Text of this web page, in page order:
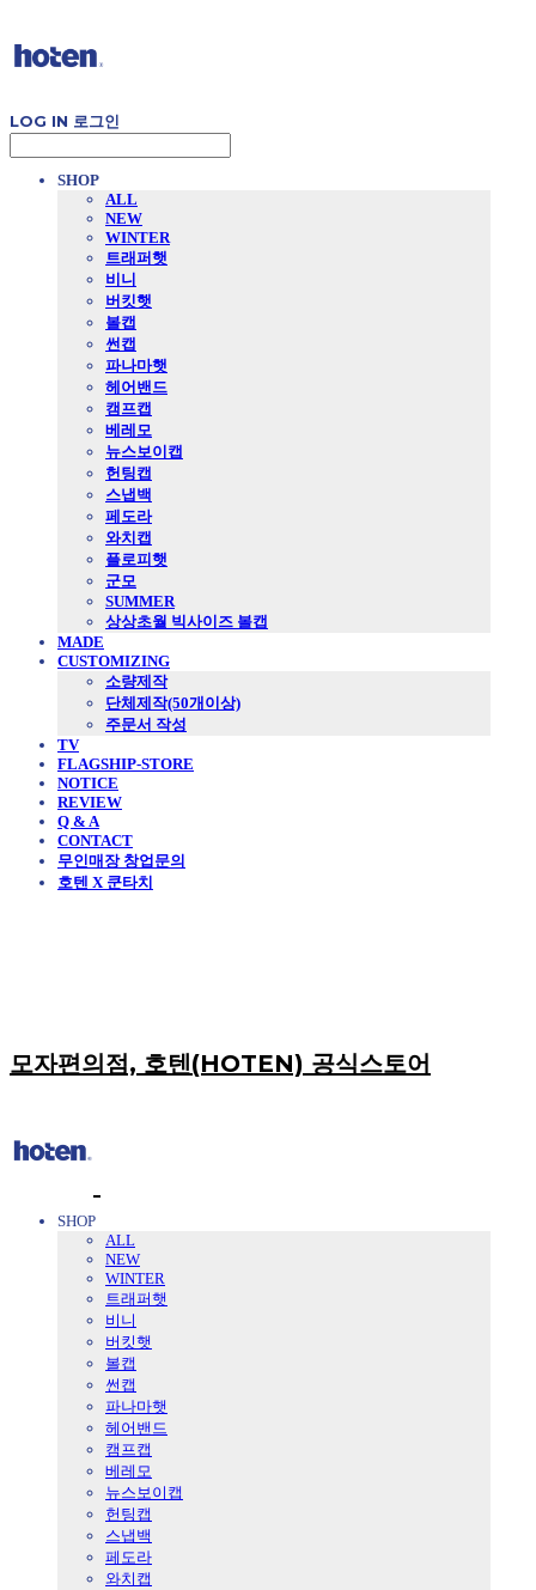
LOG IN 로그인
SHOP
ALL
NEW
WINTER
트래퍼햇
비니
버킷햇
볼캡
썬캡
파나마햇
헤어밴드
캠프캡
베레모
뉴스보이캡
헌팅캡
스냅백
페도라
와치캡
플로피햇
군모
SUMMER
상상초월 빅사이즈 볼캡
MADE
CUSTOMIZING
소량제작
단체제작(50개이상)
주문서 작성
TV
FLAGSHIP-STORE
NOTICE
REVIEW
Q & A
CONTACT
무인매장 창업문의
호텐 X 쿤타치
모자편의점, 호텐(HOTEN) 공식스토어
SHOP
ALL
NEW
WINTER
트래퍼햇
비니
버킷햇
볼캡
썬캡
파나마햇
헤어밴드
캠프캡
베레모
뉴스보이캡
헌팅캡
스냅백
페도라
와치캡